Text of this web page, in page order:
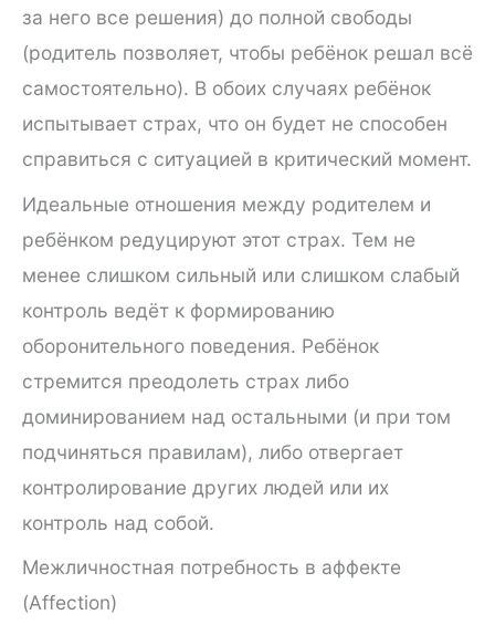
за него все решения) до полной свободы
(родитель позволяет, чтобы ребёнок решал всё
самостоятельно). В обоих случаях ребёнок
испытывает страх, что он будет не способен
справиться с ситуацией в критический момент.
Идеальные отношения между родителем и
ребёнком редуцируют этот страх. Тем не
менее слишком сильный или слишком слабый
контроль ведёт к формированию
оборонительного поведения. Ребёнок
стремится преодолеть страх либо
доминированием над остальными (и при том
подчиняться правилам), либо отвергает
контролирование других людей или их
контроль над собой.
Межличностная потребность в аффекте
(Affection)